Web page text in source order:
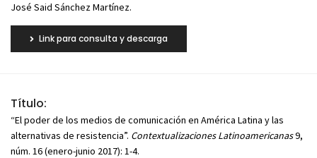
José Said Sánchez Martínez.
Link para consulta y descarga
Título:
“El poder de los medios de comunicación en América Latina y las
alternativas de resistencia”. Contextualizaciones Latinoamericanas9,
núm. 16 (enero-junio 2017): 1-4.